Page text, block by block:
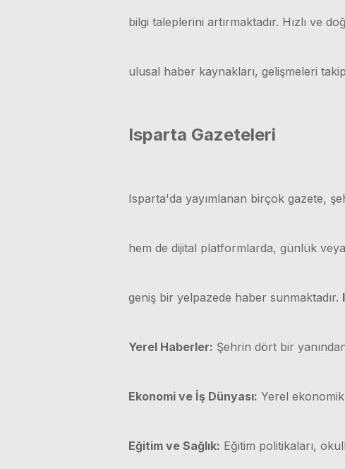
bilgi taleplerini artırmaktadır. Hızlı ve
ulusal haber kaynakları, gelişmeleri
Isparta Gazeteleri
Isparta'da yayımlanan birçok gazete,
hem de dijital platformlarda, günlük
geniş bir yelpazede haber sunmaktadır.
Yerel Haberler: Şehrin dört bir
Ekonomi ve İş Dünyası: Yerel ekonomik
Eğitim ve Sağlık: Eğitim politikaları,